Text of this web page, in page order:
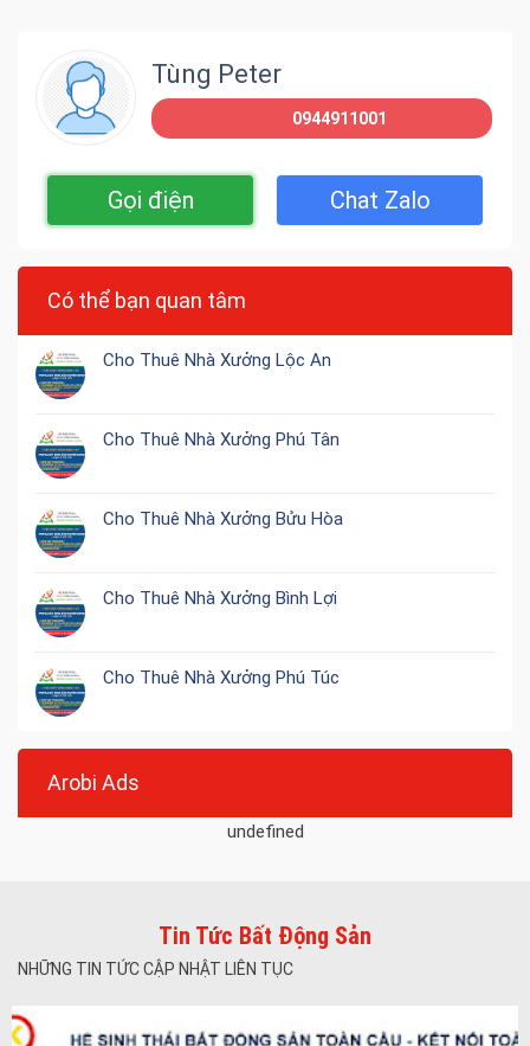
Tùng Peter
0944911001
Gọi điện Chat Zalo
Có thể bạn quan tâm
Cho Thuê Nhà Xưởng Lộc An
Cho Thuê Nhà Xưởng Phú Tân
Cho Thuê Nhà Xưởng Bửu Hòa
Cho Thuê Nhà Xưởng Bình Lợi
Cho Thuê Nhà Xưởng Phú Túc
Arobi Ads
undefined
Tin Tức Bất Động Sản
NHỮNG TIN TỨC CẬP NHẬT LIÊN TỤC